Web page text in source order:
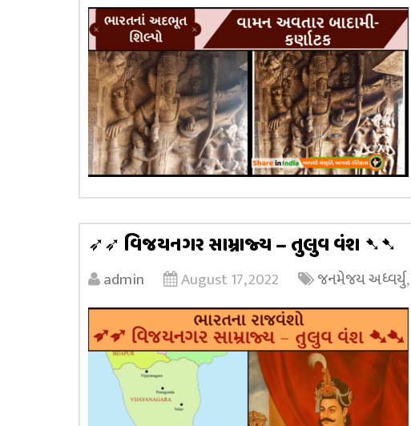
➶➶ વિજયનગર સામ્રાજ્ય – તુલુવ વંશ ➷➷
admin August 17, 2022 જનમેજય અધ્વર્યુ,